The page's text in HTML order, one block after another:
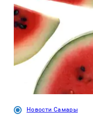
Новости Самары